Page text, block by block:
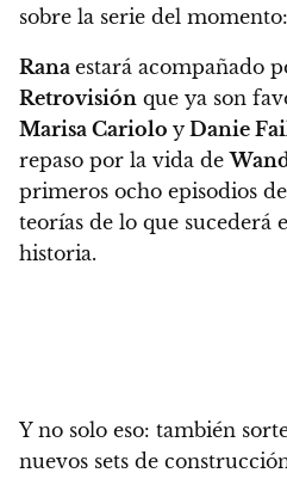
sobre la serie del
Rana estará acompañado
Retrovisión que ya son
Marisa Cariolo y Danie
repaso por la vida de
primeros ocho episodios
teorías de lo que sucederá
historia.
Y no solo eso: también
nuevos sets de